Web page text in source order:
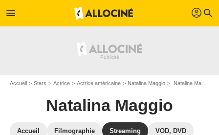
menu profil search
Accueil Stars Actrice Actrice américaine Natalina Maggio Natalina Maggio : Films et séries online
Natalina Maggio
Accueil Filmographie Streaming VOD, DVD